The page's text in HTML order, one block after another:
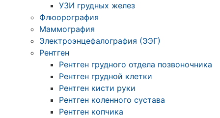
УЗИ грудных желез
Флюорография
Маммография
Электроэнцефалография (ЭЭГ)
Рентген
Рентген грудного отдела позвоночника
Рентген грудной клетки
Рентген кисти руки
Рентген коленного сустава
Рентген копчика